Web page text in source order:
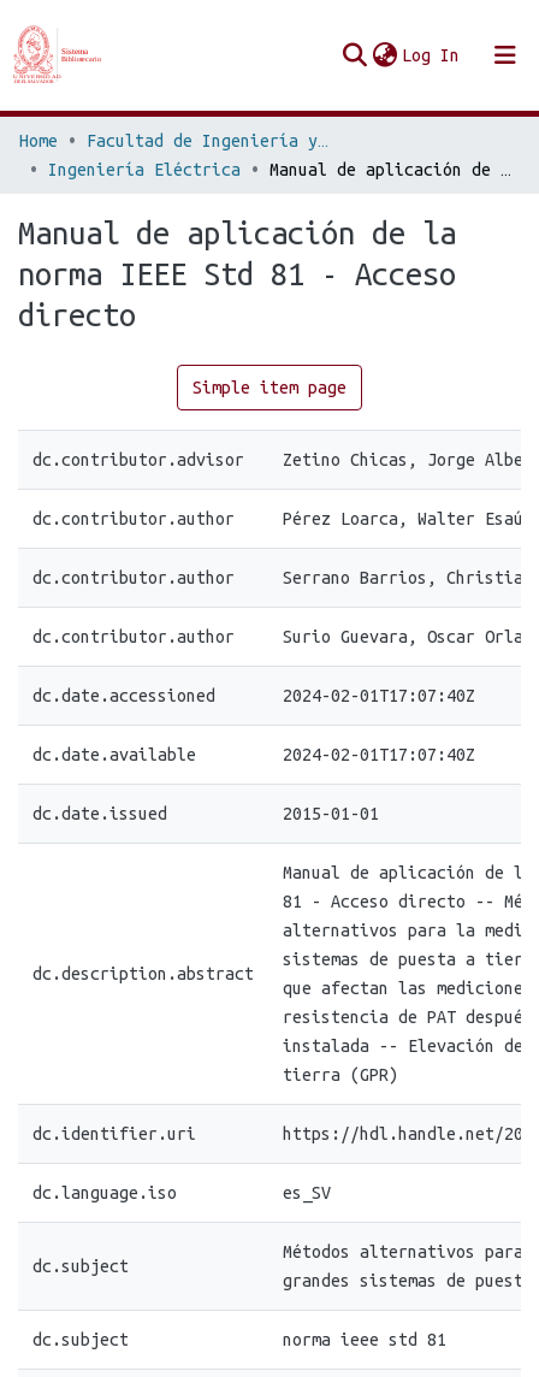
Log In
Communities & Collections
Browse Repo UES
Statistics
Home
Facultad de Ingeniería y Arquitectura
Ingeniería Eléctrica
Manual de aplicación de la norma IEEE Std 81 - Acceso directo
Manual de aplicación de la
norma IEEE Std 81 - Acceso
directo
Simple item page
dc.contributor.advisor Zetino Chicas, Jorge
dc.contributor.author Pérez Loarca, Walter Esaú
dc.contributor.author Serrano Barrios,
dc.contributor.author Surio Guevara, Oscar
dc.date.accessioned 2024-02-01T17:07:40Z
dc.date.available 2024-02-01T17:07:40Z
dc.date.issued 2015-01-01
dc.description.abstract
Manual de aplicación de la
81 - Acceso directo --
alternativos para la
sistemas de puesta a
que afectan las
resistencia de PAT
instalada -- Elevación de
tierra (GPR)
dc.identifier.uri https://hdl.handle.net/
dc.language.iso es_SV
dc.subject
Métodos alternativos para
grandes sistemas de
dc.subject norma ieee std 81